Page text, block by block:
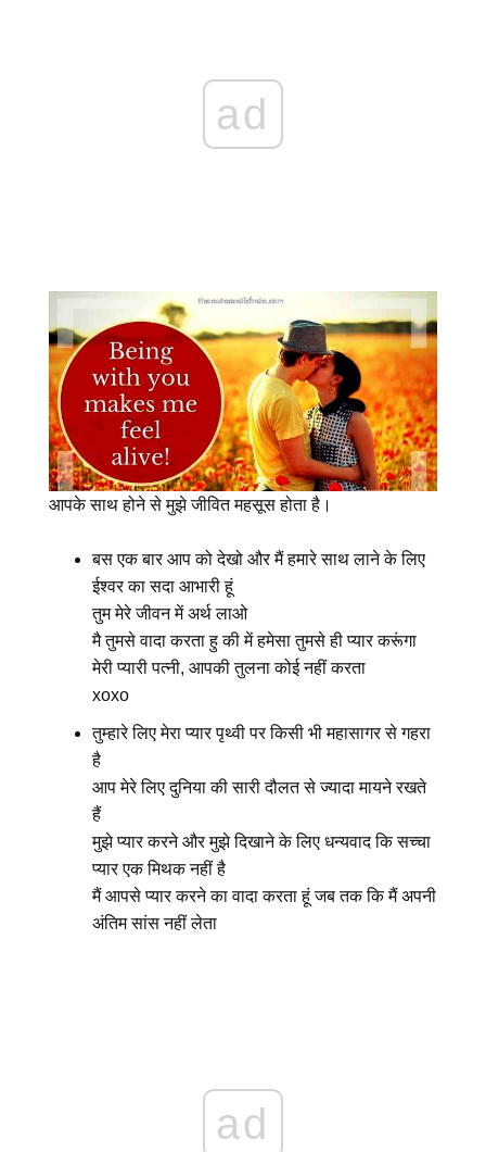
ad
आपके साथ होने से मुझे जीवित महसूस होता है।
बस एक बार आप को देखो और मैं हमारे साथ लाने के लिए
ईश्वर का सदा आभारी हूं
तुम मेरे जीवन में अर्थ लाओ
मै तुमसे वादा करता हु की में हमेसा तुमसे ही प्यार करूंगा
मेरी प्यारी पत्नी, आपकी तुलना कोई नहीं करता
xoxo
तुम्हारे लिए मेरा प्यार पृथ्वी पर किसी भी महासागर से गहरा
है
आप मेरे लिए दुनिया की सारी दौलत से ज्यादा मायने रखते
हैं
मुझे प्यार करने और मुझे दिखाने के लिए धन्यवाद कि सच्चा
प्यार एक मिथक नहीं है
मैं आपसे प्यार करने का वादा करता हूं जब तक कि मैं अपनी
अंतिम सांस नहीं लेता
ad